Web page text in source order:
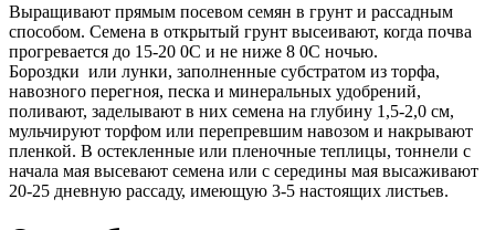
Выращивают прямым посевом семян в грунт и рассадным
способом. Семена в открытый грунт высеивают, когда почва
прогревается до 15-20 0С и не ниже 8 0С ночью.
Бороздки или лунки, заполненные субстратом из торфа,
навозного перегноя, песка и минеральных удобрений,
поливают, заделывают в них семена на глубину 1,5-2,0 см,
мульчируют торфом или перепревшим навозом и накрывают
пленкой. В остекленные или пленочные теплицы, тоннели с
начала мая высевают семена или с середины мая высаживают
20-25 дневную рассаду, имеющую 3-5 настоящих листьев.